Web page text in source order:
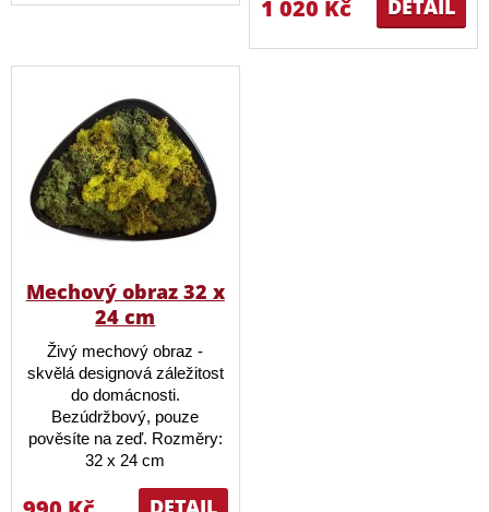
DETAIL
1 020 Kč
Mechový obraz 32 x
24 cm
Živý mechový obraz -
skvělá designová záležitost
do domácnosti.
Bezúdržbový, pouze
pověsíte na zeď. Rozměry:
32 x 24 cm
DETAIL